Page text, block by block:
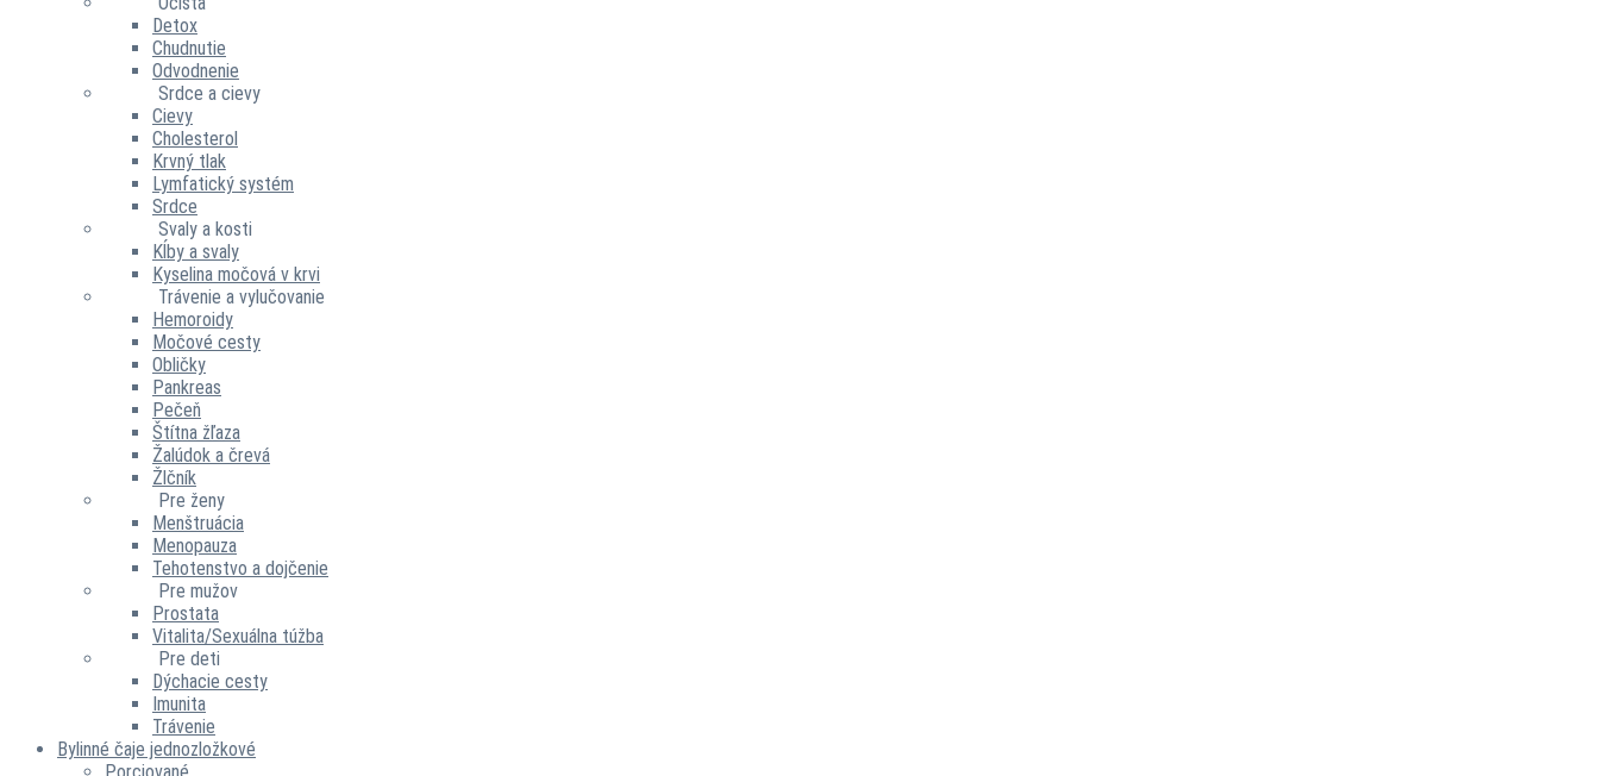
Detox
Chudnutie
Odvodnenie
Srdce a cievy
Cievy
Cholesterol
Krvný tlak
Lymfatický systém
Srdce
Svaly a kosti
Kĺby a svaly
Kyselina močová v krvi
Trávenie a vylučovanie
Hemoroidy
Močové cesty
Obličky
Pankreas
Pečeň
Štítna žľaza
Žalúdok a črevá
Žlčník
Pre ženy
Menštruácia
Menopauza
Tehotenstvo a dojčenie
Pre mužov
Prostata
Vitalita/Sexuálna túžba
Pre deti
Dýchacie cesty
Imunita
Trávenie
Bylinné čaje jednozložkové